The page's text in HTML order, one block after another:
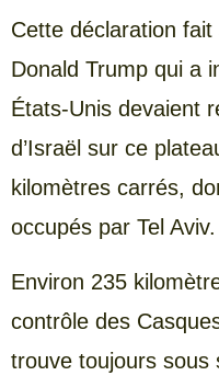
Cette déclaration
Donald Trump qui a
États-Unis devaient
d’Israël sur ce
kilomètres carrés,
occupés par Tel Aviv.
Environ 235
contrôle des
trouve toujours sous